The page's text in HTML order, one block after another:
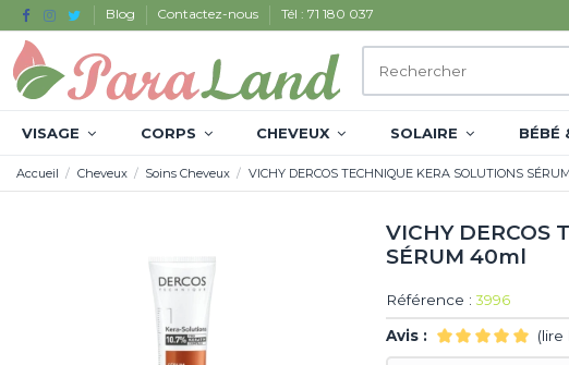
Blog Contactez-nous Tél : 71 180 037
VISAGE CORPS CHEVEUX SOLAIRE BÉBÉ
Accueil Cheveux Soins Cheveux VICHY DERCOS TECHNIQUE KERA SOLUTIONS
VICHY DERCOS
SÉRUM 40ml
Référence : 3996
Avis : (lire